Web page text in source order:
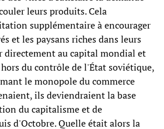
leurs produits. Cela
supplémentaire à encourager
et les paysans riches dans leurs
directement au capital mondial et
du contrôle de l'État soviétique,
le monopole du commerce
ils deviendraient la base
du capitalisme et de
d'Octobre. Quelle était alors la